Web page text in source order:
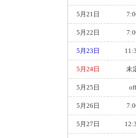
5月21日
5月22日
5月23日
5月24日 未
5月25日 off
5月26日
5月27日